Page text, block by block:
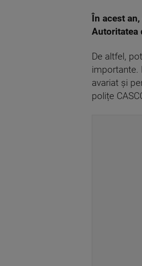
În acest
Autoritatea
De altfel,
importante.
avariat și
polițe